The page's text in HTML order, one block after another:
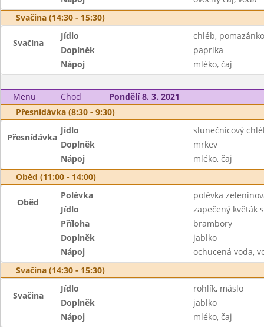
Svačina (14:30 - 15:30)
Svačina
Jídlo
chléb,
Doplněk
paprika
Nápoj
mléko, čaj
Menu Chod
Pondělí 8. 3. 2021
Přesnídávka (8:30 - 9:30)
Přesnídávka
Jídlo
slunečnicový
Doplněk
mrkev
Nápoj
mléko, čaj
Oběd (11:00 - 14:00)
Oběd
Polévka
polévka
Jídlo
zapečený květák
Příloha
brambory
Doplněk
jablko
Nápoj
ochucená voda,
Svačina (14:30 - 15:30)
Svačina
Jídlo
rohlík, máslo
Doplněk
jablko
Nápoj
mléko, čaj